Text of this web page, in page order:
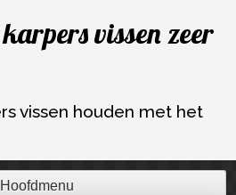
vissen zeer
vissen houden met het
Hoofdmenu